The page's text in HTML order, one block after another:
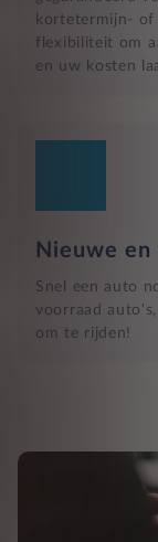
kortetermijn- of
flexibiliteit om
en uw kosten
Nieuwe
Snel een auto
voorraad
om te rijden!